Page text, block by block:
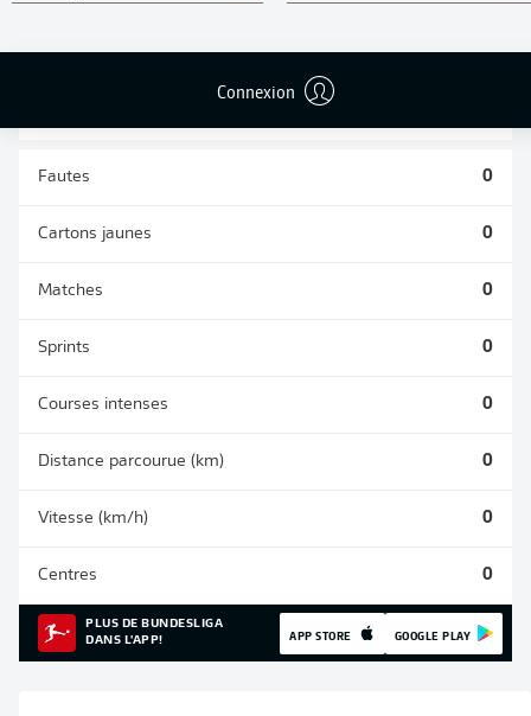
Connexion 0
Fautes 0
Cartons jaunes 0
Matches 0
Sprints 0
Courses intenses 0
Distance parcourue (km) 0
Vitesse (km/h) 0
Centres 0
PLUS DE BUNDESLIGA
DANS L'APP!
APP STORE GOOGLE PLAY